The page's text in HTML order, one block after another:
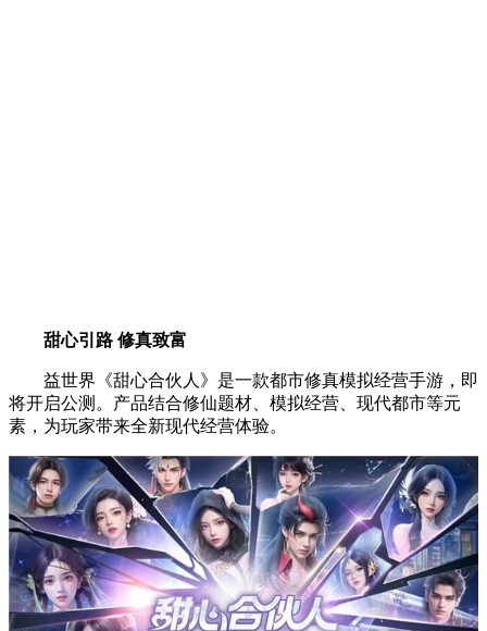
甜心引路 修真致富
益世界《甜心合伙人》是一款都市修真模拟经营手游，即
将开启公测。产品结合修仙题材、模拟经营、现代都市等元
素，为玩家带来全新现代经营体验。